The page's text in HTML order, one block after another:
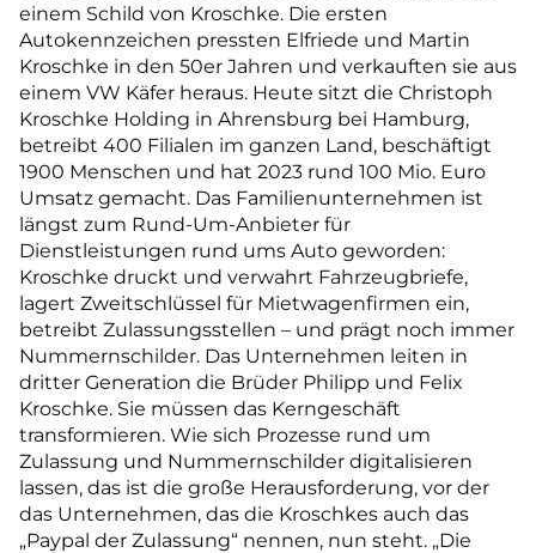
einem Schild von Kroschke. Die ersten
Autokennzeichen pressten Elfriede und Martin
Kroschke in den 50er Jahren und verkauften sie aus
einem VW Käfer heraus. Heute sitzt die Christoph
Kroschke Holding in Ahrensburg bei Hamburg,
betreibt 400 Filialen im ganzen Land, beschäftigt
1900 Menschen und hat 2023 rund 100 Mio. Euro
Umsatz gemacht. Das Familienunternehmen ist
längst zum Rund-Um-Anbieter für
Dienstleistungen rund ums Auto geworden:
Kroschke druckt und verwahrt Fahrzeugbriefe,
lagert Zweitschlüssel für Mietwagenfirmen ein,
betreibt Zulassungsstellen – und prägt noch immer
Nummernschilder. Das Unternehmen leiten in
dritter Generation die Brüder Philipp und Felix
Kroschke. Sie müssen das Kerngeschäft
transformieren. Wie sich Prozesse rund um
Zulassung und Nummernschilder digitalisieren
lassen, das ist die große Herausforderung, vor der
das Unternehmen, das die Kroschkes auch das
„Paypal der Zulassung“ nennen, nun steht. „Die